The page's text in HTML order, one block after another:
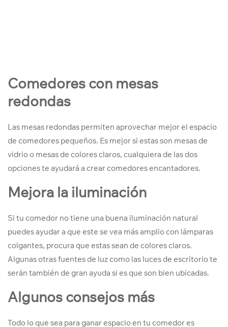
Comedores con mesas
redondas
Las mesas redondas permiten aprovechar mejor el espacio
de comedores pequeños. Es mejor si estas son mesas de
vidrio o mesas de colores claros, cualquiera de las dos
opciones te ayudará a crear comedores encantadores.
Mejora la iluminación
Si tu comedor no tiene una buena iluminación natural
puedes ayudar a que este se vea más amplio con lámparas
colgantes, procura que estas sean de colores claros.
Algunas otras fuentes de luz como las luces de escritorio te
serán también de gran ayuda si es que son bien ubicadas.
Algunos consejos más
Todo lo que sea para ganar espacio en tu comedor es